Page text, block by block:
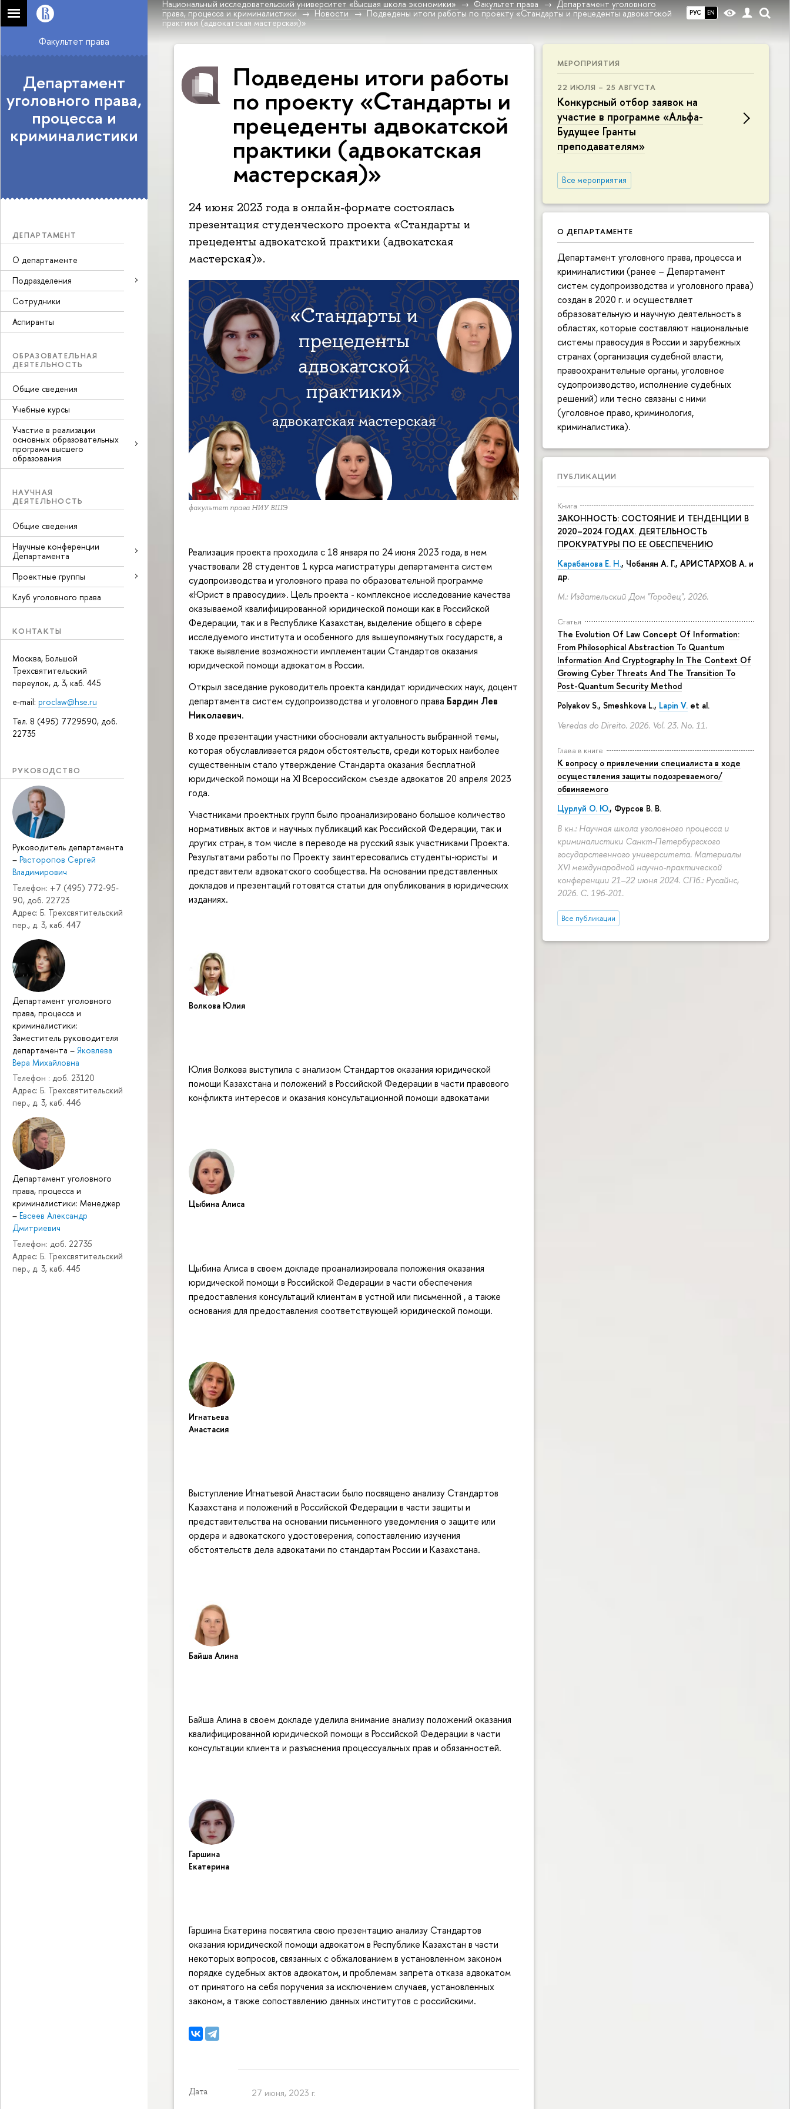
РУС EN
Национальный исследовательский университет «Высшая школа экономики» Факультет права
Департамент уголовного
права, процесса и криминалистики
Новости
Подведены итоги работы по проекту «Стандарты и прецеденты адвокатской
практики (адвокатская мастерская)»
Факультет права
Департамент
уголовного права,
процесса и
криминалистики
ДЕПАРТАМЕНТ
О департаменте
Подразделения
Сотрудники
Аспиранты
ОБРАЗОВАТЕЛЬНАЯ
ДЕЯТЕЛЬНОСТЬ
Общие сведения
Учебные курсы
Участие в реализации
основных образовательных
программ высшего
образования
НАУЧНАЯ
ДЕЯТЕЛЬНОСТЬ
Общие сведения
Научные конференции
Департамента
Проектные группы
Клуб уголовного права
КОНТАКТЫ
Москва, Большой
Трехсвятительский
переулок, д. 3, каб. 445
e-mail: proclaw@hse.ru
Тел. 8 (495) 7729590, доб.
22735
РУКОВОДСТВО
Руководитель департамента
– Расторопов Сергей
Владимирович
Телефон: +7 (495) 772-95-
90, доб. 22723
Адрес: Б. Трехсвятительский
пер., д. 3, каб. 447
Департамент уголовного
права, процесса и
криминалистики:
Заместитель руководителя
департамента – Яковлева
Вера Михайловна
Телефон : доб. 23120
Адрес: Б. Трехсвятительский
пер., д. 3, каб. 446
Департамент уголовного
права, процесса и
криминалистики: Менеджер
– Евсеев Александр
Дмитриевич
Телефон: доб. 22735
Адрес: Б. Трехсвятительский
пер., д. 3, каб. 445
МЕРОПРИЯТИЯ
22 ИЮЛЯ – 25 АВГУСТА
Конкурсный отбор заявок на
участие в программе «Альфа-
Будущее Гранты
преподавателям»
Все мероприятия
О ДЕПАРТАМЕНТЕ
Департамент уголовного права, процесса и
криминалистики (ранее – Департамент
систем судопроизводства и уголовного права)
создан в 2020 г. и осуществляет
образовательную и научную деятельность в
областях, которые составляют национальные
системы правосудия в России и зарубежных
странах (организация судебной власти,
правоохранительные органы, уголовное
судопроизводство, исполнение судебных
решений) или тесно связаны с ними
(уголовное право, криминология,
криминалистика).
ПУБЛИКАЦИИ
Книга
ЗАКОННОСТЬ: СОСТОЯНИЕ И ТЕНДЕНЦИИ В
2020–2024 ГОДАХ. ДЕЯТЕЛЬНОСТЬ
ПРОКУРАТУРЫ ПО ЕЕ ОБЕСПЕЧЕНИЮ
Карабанова Е. Н., Чобанян А. Г., АРИСТАРХОВ А. и
др.
М.: Издательский Дом "Городец", 2026.
Статья
The Evolution Of Law Concept Of Information:
From Philosophical Abstraction To Quantum
Information And Cryptography In The Context Of
Growing Cyber Threats And The Transition To
Post-Quantum Security Method
Polyakov S., Smeshkova L., Lapin V. et al.
Veredas do Direito. 2026. Vol. 23. No. 11.
Глава в книге
К вопросу о привлечении специалиста в ходе
осуществления защиты подозреваемого/
обвиняемого
Цурлуй О. Ю., Фурсов В. В.
В кн.: Научная школа уголовного процесса и
криминалистики Санкт-Петербургского
государственного университета. Материалы
XVI международной научно-практической
конференции 21–22 июня 2024. СПб.: Русайнс,
2026. С. 196-201.
Все публикации
Подведены итоги работы
по проекту «Стандарты и
прецеденты адвокатской
практики (адвокатская
мастерская)»
24 июня 2023 года в онлайн-формате состоялась
презентация студенческого проекта «Стандарты и
прецеденты адвокатской практики (адвокатская
мастерская)».
факультет права НИУ ВШЭ
Реализация проекта проходила с 18 января по 24 июня 2023 года, в нем
участвовали 28 студентов 1 курса магистратуры департамента систем
судопроизводства и уголовного права по образовательной программе
«Юрист в правосудии». Цель проекта - комплексное исследование качества
оказываемой квалифицированной юридической помощи как в Российской
Федерации, так и в Республике Казахстан, выделение общего в сфере
исследуемого института и особенного для вышеупомянутых государств, а
также выявление возможности имплементации Стандартов оказания
юридической помощи адвокатом в России.
Открыл заседание руководитель проекта кандидат юридических наук, доцент
департамента систем судопроизводства и уголовного права Бардин Лев
Николаевич.
В ходе презентации участники обосновали актуальность выбранной темы,
которая обуславливается рядом обстоятельств, среди которых наиболее
существенным стало утверждение Стандарта оказания бесплатной
юридической помощи на XI Всероссийском съезде адвокатов 20 апреля 2023
года.
Участниками проектных групп было проанализировано большое количество
нормативных актов и научных публикаций как Российской Федерации, так и
других стран, в том числе в переводе на русский язык участниками Проекта.
Результатами работы по Проекту заинтересовались студенты-юристы и
представители адвокатского сообщества. На основании представленных
докладов и презентаций готовятся статьи для опубликования в юридических
изданиях.
Волкова Юлия
Юлия Волкова выступила с анализом Стандартов оказания юридической
помощи Казахстана и положений в Российской Федерации в части правового
конфликта интересов и оказания консультационной помощи адвокатами
Цыбина Алиса
Цыбина Алиса в своем докладе проанализировала положения оказания
юридической помощи в Российской Федерации в части обеспечения
предоставления консультаций клиентам в устной или письменной , а также
основания для предоставления соответствующей юридической помощи.
Игнатьева
Анастасия
Выступление Игнатьевой Анастасии было посвящено анализу Стандартов
Казахстана и положений в Российской Федерации в части защиты и
представительства на основании письменного уведомления о защите или
ордера и адвокатского удостоверения, сопоставлению изучения
обстоятельств дела адвокатами по стандартам России и Казахстана.
Байша Алина
Байша Алина в своем докладе уделила внимание анализу положений оказания
квалифицированной юридической помощи в Российской Федерации в части
консультации клиента и разъяснения процессуальных прав и обязанностей.
Гаршина
Екатерина
Гаршина Екатерина посвятила свою презентацию анализу Стандартов
оказания юридической помощи адвокатом в Республике Казахстан в части
некоторых вопросов, связанных с обжалованием в установленном законом
порядке судебных актов адвокатом, и проблемам запрета отказа адвокатом
от принятого на себя поручения за исключением случаев, установленных
законом, а также сопоставлению данных институтов с российскими.
Дата 27 июня, 2023 г.